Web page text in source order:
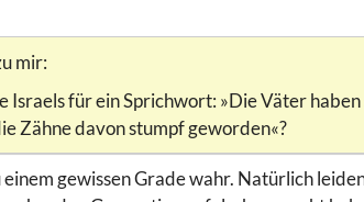
mir:
Israels für ein Sprichwort: »Die Väter
Zähne davon stumpf geworden«?
gewissen Grade wahr. Natürlich